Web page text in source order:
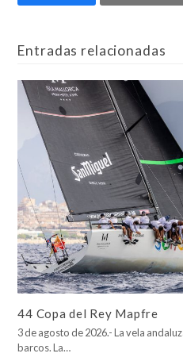
Entradas relacionadas
44 Copa del Rey Mapfre
3 de agosto de 2026.- La vela
barcos. La…